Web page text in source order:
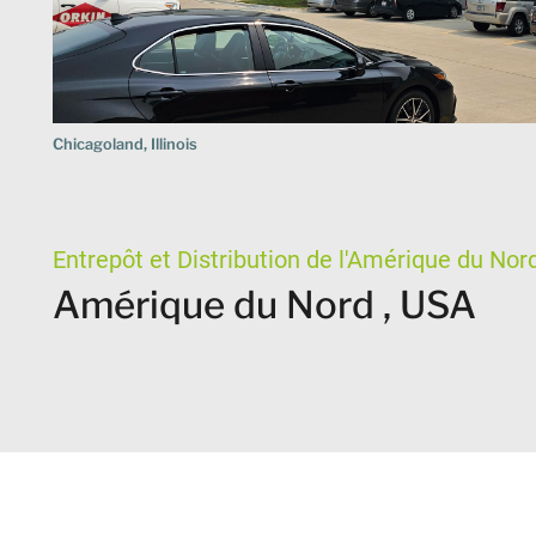
Chicagoland, Illinois
Entrepôt et Distribution de l'Amérique du
Amérique du Nord , USA